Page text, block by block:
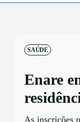
SAÚDE
Enare
As inscrições